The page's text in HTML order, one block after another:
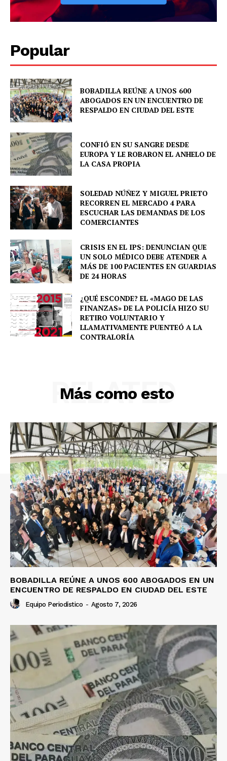
Popular
BOBADILLA REÚNE A UNOS 600
ABOGADOS EN UN ENCUENTRO DE
RESPALDO EN CIUDAD DEL ESTE
CONFIÓ EN SU SANGRE DESDE
EUROPA Y LE ROBARON EL ANHELO DE
LA CASA PROPIA
SOLEDAD NÚÑEZ Y MIGUEL PRIETO
RECORREN EL MERCADO 4 PARA
ESCUCHAR LAS DEMANDAS DE LOS
COMERCIANTES
CRISIS EN EL IPS: DENUNCIAN QUE
UN SOLO MÉDICO DEBE ATENDER A
MÁS DE 100 PACIENTES EN GUARDIAS
DE 24 HORAS
¿QUÉ ESCONDE? EL «MAGO DE LAS
FINANZAS» DE LA POLICÍA HIZO SU
RETIRO VOLUNTARIO Y
LLAMATIVAMENTE PUENTEÓ A LA
CONTRALORÍA
Más como esto
RELATED
BOBADILLA REÚNE A UNOS 600 ABOGADOS EN UN
ENCUENTRO DE RESPALDO EN CIUDAD DEL ESTE
Equipo Periodístico - Agosto 7, 2026